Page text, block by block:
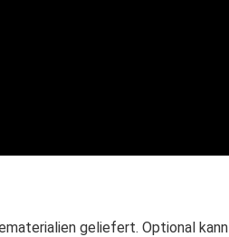
geliefert. Optional kann